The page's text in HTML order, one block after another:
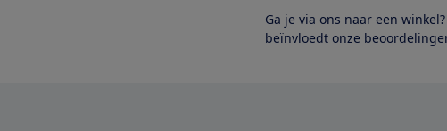
Ga je via ons naar een
beïnvloedt onze